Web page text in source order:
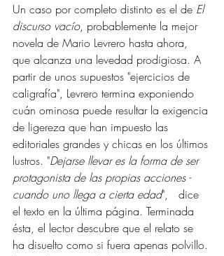
Un caso por completo distinto es el de El
discurso vacío, probablemente la mejor
novela de Mario Levrero hasta ahora,
que alcanza una levedad prodigiosa. A
partir de unos supuestos "ejercicios de
caligrafía", Levrero termina exponiendo
cuán ominosa puede resultar la exigencia
de ligereza que han impuesto las
editoriales grandes y chicas en los últimos
lustros. "Dejarse llevar es la forma de ser
protagonista de las propias acciones -
cuando uno llega a cierta edad",   dice
el texto en la última página. Terminada
ésta, el lector descubre que el relato se
ha disuelto como si fuera apenas polvillo.